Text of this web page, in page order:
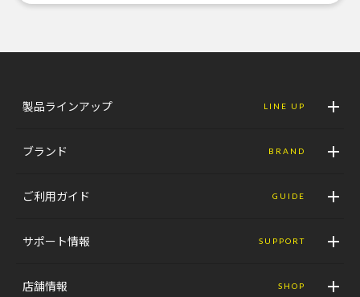
製品ラインアップ LINE UP
ブランド BRAND
ご利用ガイド GUIDE
サポート情報 SUPPORT
店舗情報 SHOP